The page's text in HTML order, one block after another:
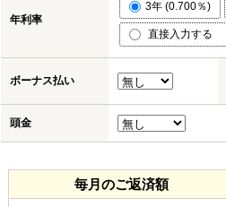
年利率
3年 (0.700％)
直接入力する
ボーナス払い
頭金
毎月のご返済額